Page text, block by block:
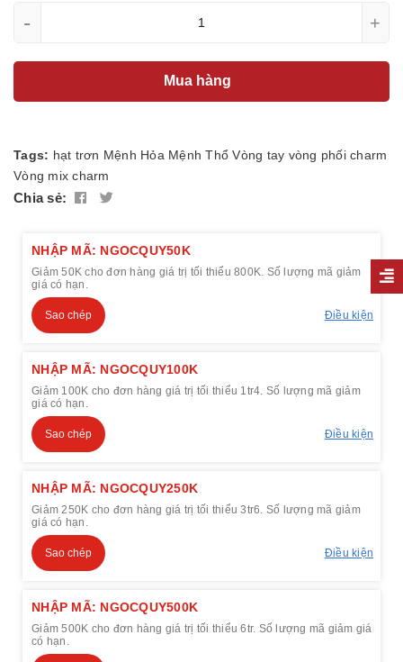
- +
Mua hàng
Tags: hạt trơn Mệnh Hỏa Mệnh Thổ Vòng tay vòng phối charm
Vòng mix charm
Chia sẻ:
NHẬP MÃ: NGOCQUY50K
Giảm 50K cho đơn hàng giá trị tối thiểu 800K. Số lượng mã giảm
giá có hạn.
Sao chép Điều kiện
NHẬP MÃ: NGOCQUY100K
Giảm 100K cho đơn hàng giá trị tối thiểu 1tr4. Số lượng mã giảm
giá có hạn.
Sao chép Điều kiện
NHẬP MÃ: NGOCQUY250K
Giảm 250K cho đơn hàng giá trị tối thiểu 3tr6. Số lượng mã giảm
giá có hạn.
Sao chép Điều kiện
NHẬP MÃ: NGOCQUY500K
Giảm 500K cho đơn hàng giá trị tối thiểu 6tr. Số lượng mã giảm giá
có hạn.